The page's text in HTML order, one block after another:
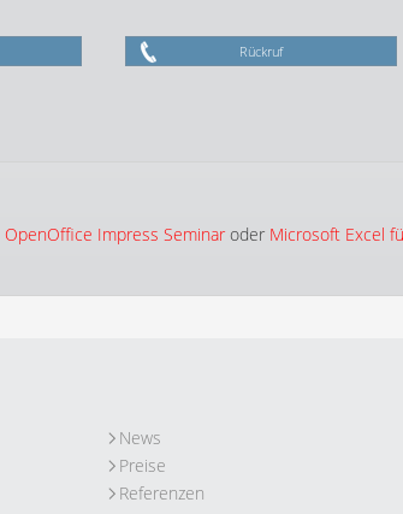
Rückruf
OpenOffice Impress Seminar oder Microsoft Excel
News
Preise
Referenzen